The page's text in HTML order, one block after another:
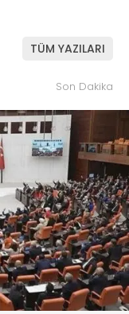
TÜM YAZILARI
Son Dakika